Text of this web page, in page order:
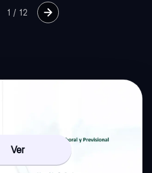
1 / 12
Ver